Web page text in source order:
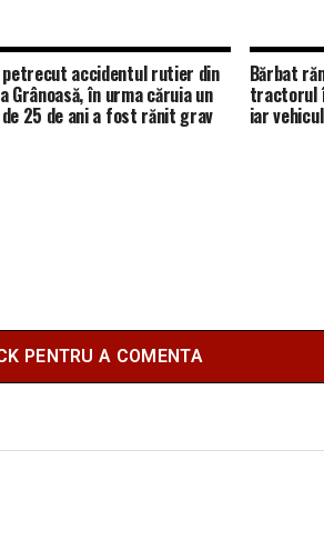
petrecut accidentul rutier din
Grânoasă, în urma căruia un
25 de ani a fost rănit grav
Bărbat
tractorul
iar
PENTRU A COMENTA